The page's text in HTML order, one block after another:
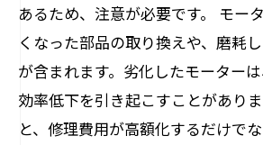
あるため、注意が必要です。 モー
くなった部品の取り換えや、磨耗
が含まれます。劣化したモーター
効率低下を引き起こすことがあり
と、修理費用が高額化するだけで